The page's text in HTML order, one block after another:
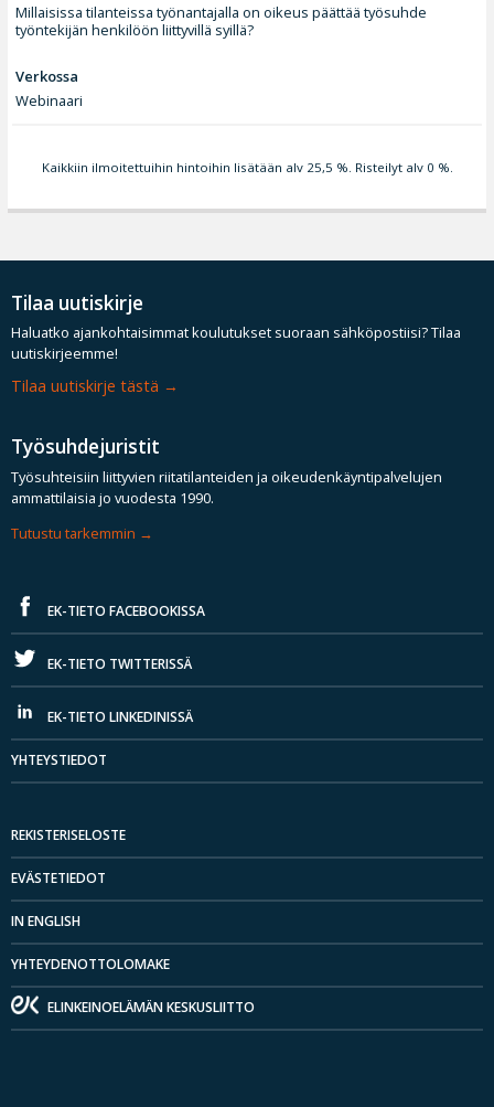
Millaisissa tilanteissa työnantajalla on oikeus päättää työsuhde
työntekijän henkilöön liittyvillä syillä?
Verkossa
Webinaari
Kaikkiin ilmoitettuihin hintoihin lisätään alv 25,5 %. Risteilyt alv 0 %.
Tilaa uutiskirje
Haluatko ajankohtaisimmat koulutukset suoraan sähköpostiisi? Tilaa
uutiskirjeemme!
Tilaa uutiskirje tästä
Työsuhdejuristit
Työsuhteisiin liittyvien riitatilanteiden ja oikeudenkäyntipalvelujen
ammattilaisia jo vuodesta 1990.
Tutustu tarkemmin
EK-TIETO FACEBOOKISSA
EK-TIETO TWITTERISSÄ
EK-TIETO LINKEDINISSÄ
YHTEYSTIEDOT
REKISTERISELOSTE
EVÄSTETIEDOT
IN ENGLISH
YHTEYDENOTTOLOMAKE
ELINKEINOELÄMÄN KESKUSLIITTO